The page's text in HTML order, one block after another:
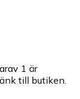
1 är
till butiken.